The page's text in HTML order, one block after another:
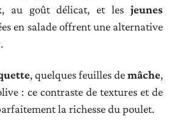
, au goût délicat, et lesjeunes
en salade offrent une alternative
, quelques feuilles demâche,
: ce contraste de textures et de
la richesse du poulet.